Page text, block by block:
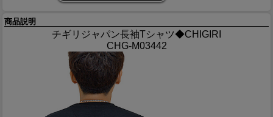
商品説明
チギリジャパン長袖Tシャツ◆CHIGIRI
CHG-M03442